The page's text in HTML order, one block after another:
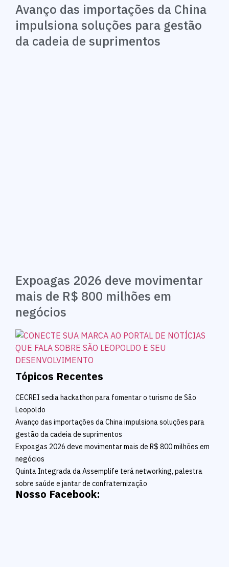
Avanço das importações da China
impulsiona soluções para gestão
da cadeia de suprimentos
Expoagas 2026 deve movimentar
mais de R$ 800 milhões em
negócios
Tópicos Recentes
CECREI sedia hackathon para fomentar o turismo de São
Leopoldo
Avanço das importações da China impulsiona soluções para
gestão da cadeia de suprimentos
Expoagas 2026 deve movimentar mais de R$ 800 milhões em
negócios
Quinta Integrada da Assemplife terá networking, palestra
sobre saúde e jantar de confraternização
Nosso Facebook: